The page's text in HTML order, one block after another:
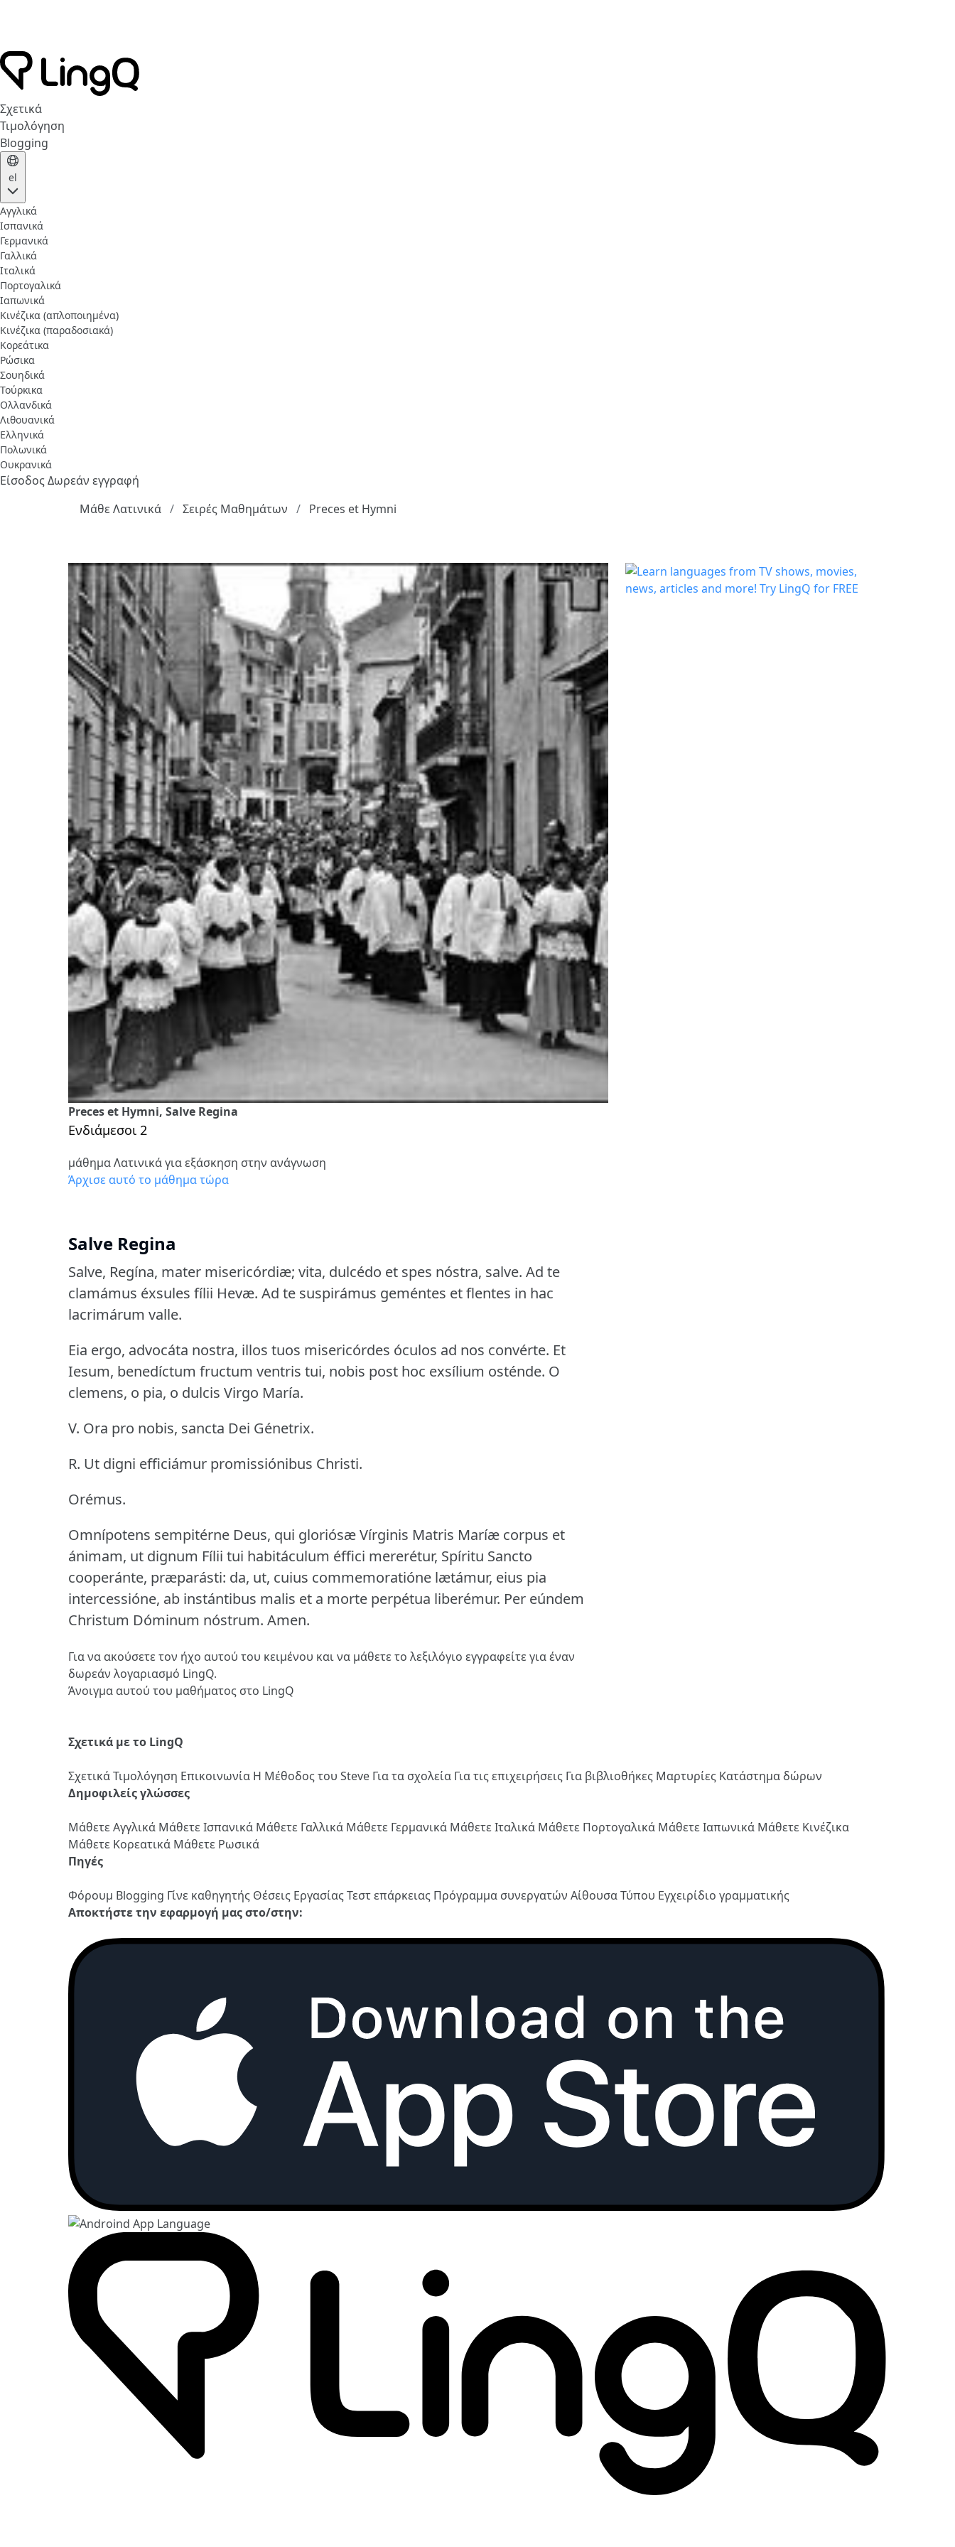
Σχετικά
Τιμολόγηση
Blogging
el
Αγγλικά
Ισπανικά
Γερμανικά
Γαλλικά
Ιταλικά
Πορτογαλικά
Ιαπωνικά
Κινέζικα (απλοποιημένα)
Κινέζικα (παραδοσιακά)
Κορεάτικα
Ρώσικα
Σουηδικά
Τούρκικα
Ολλανδικά
Λιθουανικά
Ελληνικά
Πολωνικά
Ουκρανικά
ΕίσοδοςΔωρεάν εγγραφή
Μάθε Λατινικά
Σειρές Μαθημάτων Preces et Hymni
Preces et Hymni, Salve Regina
Ενδιάμεσοι 2
μάθημα Λατινικά για εξάσκηση στην ανάγνωση
Άρχισε αυτό το μάθημα τώρα
Salve Regina
Salve, Regína, mater misericórdiæ; vita, dulcédo et spes nóstra, salve. Ad te
clamámus éxsules fílii Hevæ. Ad te suspirámus geméntes et flentes in hac
lacrimárum valle.
Eia ergo, advocáta nostra, illos tuos misericórdes óculos ad nos convérte. Et
Iesum, benedíctum fructum ventris tui, nobis post hoc exsílium osténde. O
clemens, o pia, o dulcis Virgo María.
V. Ora pro nobis, sancta Dei Génetrix.
R. Ut digni efficiámur promissiónibus Christi.
Orémus.
Omnípotens sempitérne Deus, qui gloriósæ Vírginis Matris Maríæ corpus et
ánimam, ut dignum Fílii tui habitáculum éffici mererétur, Spíritu Sancto
cooperánte, præparásti: da, ut, cuius commemoratióne lætámur, eius pia
intercessióne, ab instántibus malis et a morte perpétua liberémur. Per eúndem
Christum Dóminum nóstrum. Amen.
Για να ακούσετε τον ήχο αυτού του κειμένου και να μάθετε το λεξιλόγιο εγγραφείτε για έναν
δωρεάν λογαριασμό LingQ.
Άνοιγμα αυτού του μαθήματος στο LingQ
Σχετικά με το LingQ
ΣχετικάΤιμολόγηση Επικοινωνία Η Μέθοδος του Steve Για τα σχολεία Για τις επιχειρήσεις Για βιβλιοθήκες Μαρτυρίες Κατάστημα δώρων
Δημοφιλείς γλώσσες
Μάθετε Αγγλικά Μάθετε Ισπανικά Μάθετε Γαλλικά Μάθετε Γερμανικά Μάθετε Ιταλικά Μάθετε Πορτογαλικά Μάθετε Ιαπωνικά Μάθετε Κινέζικα
Μάθετε Κορεατικά Μάθετε Ρωσικά
Πηγές
Φόρουμ Blogging Γίνε καθηγητής Θέσεις ΕργασίαςΤεστ επάρκειας Πρόγραμμα συνεργατών Αίθουσα Τύπου Εγχειρίδιο γραμματικής
Αποκτήστε την εφαρμογή μας στο/στην: